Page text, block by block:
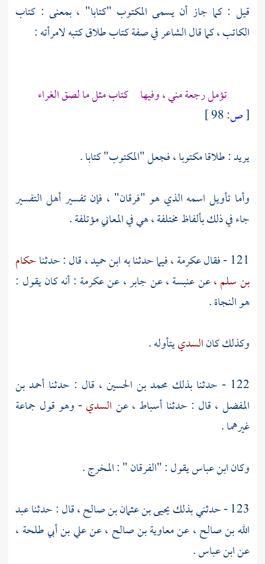
قيل : كما جاز أن يسمى المكتوب "كتابا" ، بمعنى : كتاب
الكاتب ، كما قال الشاعر في صفة كتاب طلاق كتبه لامرأته :
تؤمل رجعة مني ، وفيها كتاب مثل ما لصق الغراء
[ص:
يريد : طلاقا مكتوبا ، فجعل "المكتوب" كتابا .
وأما تأويل اسمه الذي هو "فرقان" ، فإن تفسير أهل التفسير
جاء في ذلك بألفاظ مختلفة ، هي في المعاني مؤتلفة .
121 - فقال
عكرمة ،فيما حدثنا بهابن حميد ،قال : حدثناحكام
بن سلم ،عنعنبسة ،عنجابر ،عنعكرمة : أنه كان يقول :
هو النجاة .
وكذلك كانالسدييتأوله .
122 - حدثنا بذلك
محمد بن الحسين ، قال : حدثنا أحمد بن
المفضل ، قال : حدثنا أسباط ،عن السدي- وهو قول جماعة
غيرهما .
وكانابن عباسيقول : "الفرقان " : المخرج .
123 - حدثني بذلك
يحيى بن عثمان بن صالح ،قال : حدثناعبد
الله بن صالح ،عنمعاوية بن صالح ،عنعلي بن أبي طلحة ،
عنابن عباس.